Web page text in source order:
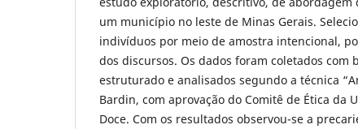
um município no leste de Minas Gerais.
indivíduos por meio de amostra intencional,
dos discursos. Os dados foram coletados com
estruturado e analisados segundo a técnica
Bardin, com aprovação do Comitê de Ética da
Doce. Com os resultados observou-se a